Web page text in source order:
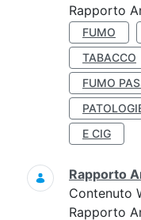
Rapporto
FUMO
TABACCO
FUMO
E CIG
Rapporto
Contenuto
Rapporto